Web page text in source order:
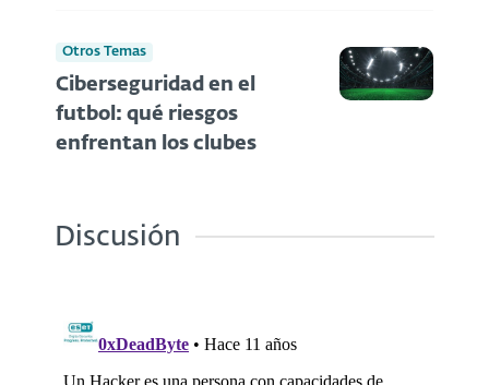
Otros Temas
Ciberseguridad en el
futbol: qué riesgos
enfrentan los clubes
Discusión